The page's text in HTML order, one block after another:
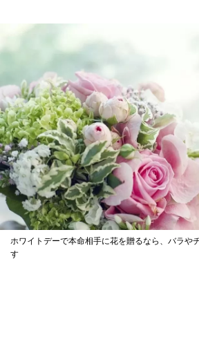
ホワイトデーで本命相手に花を贈るなら、バラや
す